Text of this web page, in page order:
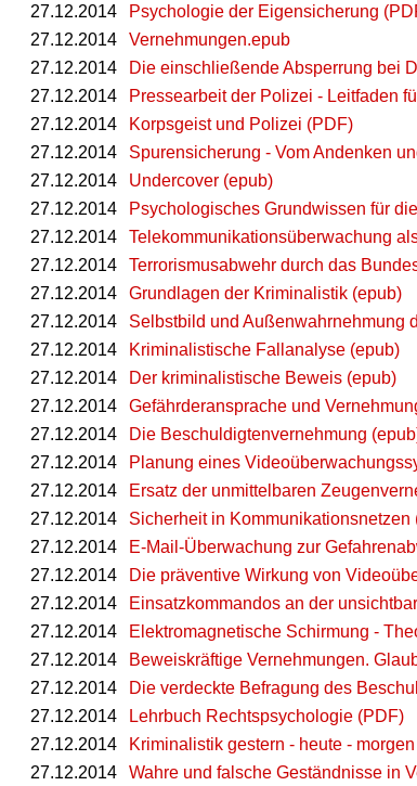
27.12.2014
Psychologie der Eigensicherung
27.12.2014
Vernehmungen.epub
27.12.2014
Die einschließende Absperrung bei
27.12.2014
Pressearbeit der Polizei - Leitfaden
27.12.2014
Korpsgeist und Polizei (PDF)
27.12.2014
Spurensicherung - Vom Andenken
27.12.2014
Undercover (epub)
27.12.2014
Psychologisches Grundwissen für
27.12.2014
Telekommunikationsüberwachung
27.12.2014
Terrorismusabwehr durch das
27.12.2014
Grundlagen der Kriminalistik (epub)
27.12.2014
Selbstbild und Außenwahrnehmung
27.12.2014
Kriminalistische Fallanalyse (epub)
27.12.2014
Der kriminalistische Beweis (epub)
27.12.2014
Gefährderansprache und
27.12.2014
Die Beschuldigtenvernehmung
27.12.2014
Planung eines
27.12.2014
Ersatz der unmittelbaren
27.12.2014
Sicherheit in Kommunikationsnetzen
27.12.2014
E-Mail-Überwachung zur
27.12.2014
Die präventive Wirkung von
27.12.2014
Einsatzkommandos an der
27.12.2014
Elektromagnetische Schirmung -
27.12.2014
Beweiskräftige Vernehmungen.
27.12.2014
Die verdeckte Befragung des
27.12.2014
Lehrbuch Rechtspsychologie (PDF)
27.12.2014
Kriminalistik gestern - heute -
27.12.2014
Wahre und falsche Geständnisse in